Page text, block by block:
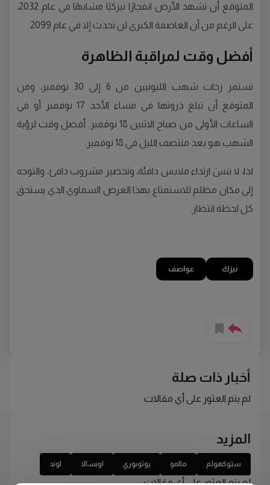
المتوقع أن تشهد الأرض انفجارًا نيزكيًا مشابهًا في عام 2032،
على الرغم من أن العاصفة الكبرى لن تحدث إلا في عام 2099.
أفضل وقت لمراقبة الظاهرة
تستمر زخات شهب الليونيين من 6 إلى 30 نوفمبر، ومن
المتوقع أن تبلغ ذروتها في مساء الأحد 17 نوفمبر أو في
الساعات الأولى من صباح الاثنين 18 نوفمبر. أفضل وقت لرؤية
الشهب هو بعد منتصف الليل في 18 نوفمبر.
لذا، لا تنسَ ارتداء ملابس دافئة، وتحضير مشروب دافئ، والتوجه
إلى مكان مظلم للاستمتاع بهذا العرض السماوي الذي يستحق
كل لحظة انتظار.
نيزك عواصف
أخبار ذات صلة
لم يتم العثور على أي مقالات
المزيد
ستوكهولم مالمو يوتوبوري اوبسالا لوند
لم يتم العثور على أي مقالات